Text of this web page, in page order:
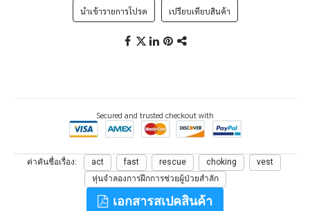
นำเข้ารายการโปรด เปรียบเทียบสินค้า
Secured and trusted checkout with
ค่าคันชื่อเรื่อง act fast rescue choking
vest
หุ่นจำลองการฝึกการช่วยผู้ป่วยสำลัก
เอกสารสเปคสินค้า